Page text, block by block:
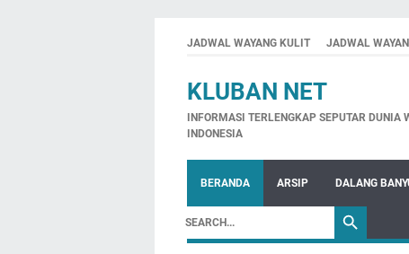
JADWAL WAYANG KULIT JADWAL
KLUBAN NET
INFORMASI TERLENGKAP SEPUTAR
INDONESIA
BERANDA ARSIP DALANG